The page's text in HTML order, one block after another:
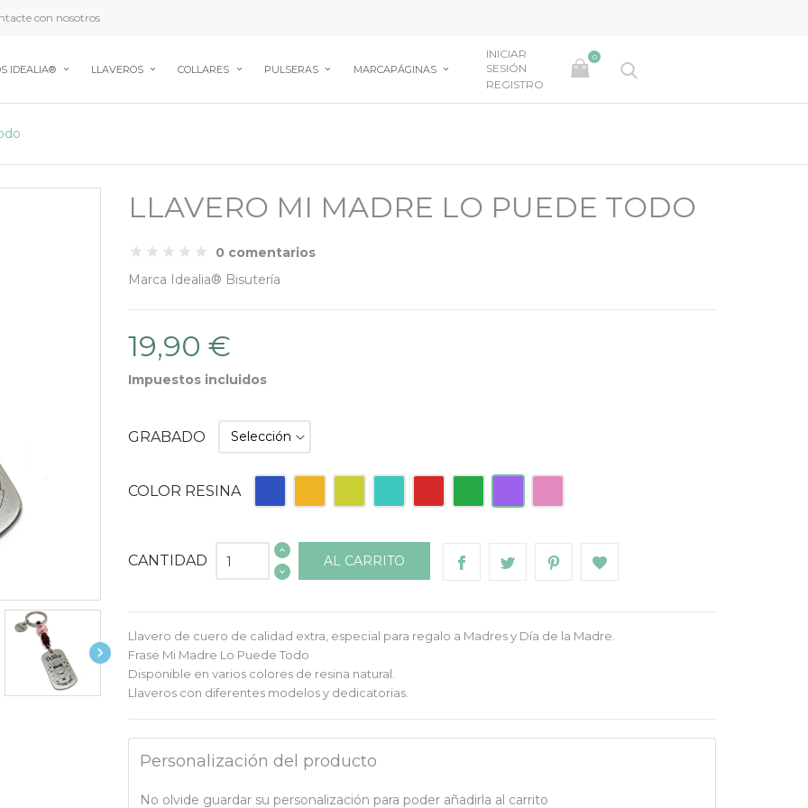
con nosotros
IDEALIA® LLAVEROS COLLARES PULSERAS MARCAPÁGINAS
INICIAR
SESIÓN
REGISTRO
0

LLAVERO MI MADRE LO PUEDE TODO
0 comentarios
Marca Idealia® Bisutería
19,90 €
Impuestos incluidos
GRABADO
COLOR RESINA Naranja PistachoTurquesaRoja Verde
CANTIDAD AL CARRITO
Llavero de cuero de calidad extra, especial para regalo a Madres y Día de la Madre.
Frase Mi Madre Lo Puede Todo
Disponible en varios colores de resina natural.
Llaveros con diferentes modelos y dedicatorias.
Personalización del producto
No olvide guardar su personalización para poder añadirla al carrito